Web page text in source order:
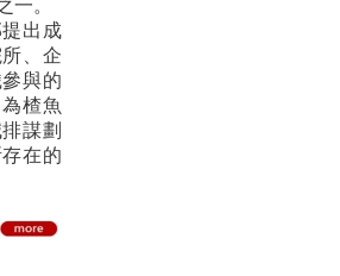
一。
出成
、企
與的
楂魚
謀劃
在的